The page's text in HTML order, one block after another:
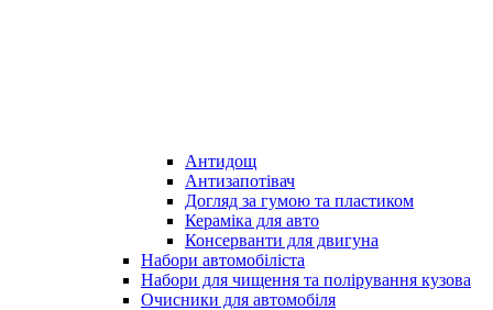
Антидощ
Антизапотівач
Догляд за гумою та пластиком
Кераміка для авто
Консерванти для двигуна
Набори автомобіліста
Набори для чищення та полірування кузова
Очисники для автомобіля